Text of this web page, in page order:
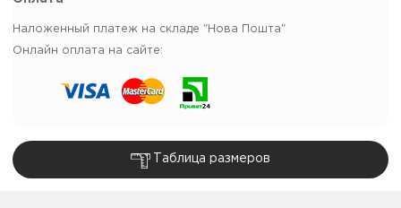
Наложенный платеж на складе "Нова Пошта"
Онлайн оплата на сайте:
Таблица размеров